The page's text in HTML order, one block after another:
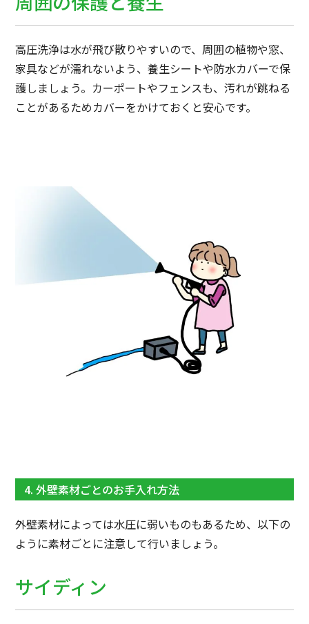
高圧洗浄は水が飛び散りやすいので、周囲の植物や窓、
家具などが濡れないよう、養生シートや防水カバーで保
護しましょう。カーポートやフェンスも、汚れが跳ねる
ことがあるためカバーをかけておくと安心です。
4. 外壁素材ごとのお手入れ方法
外壁素材によっては水圧に弱いものもあるため、以下の
ように素材ごとに注意して行いましょう。
サイディン